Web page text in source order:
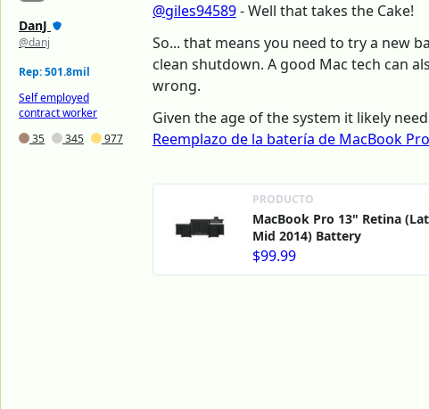
DanJ
@danj
Rep: 501.8mil
Self employed
contract worker
35
345 977
@giles94589- Well that takes the Cake!
So... that means you need to try a new
clean shutdown. A good Mac tech can
wrong.
Given the age of the system it likely
Reemplazo de la batería de MacBook
PRODUCTO
MacBook Pro 13" Retina
Mid 2014) Battery
$99.99